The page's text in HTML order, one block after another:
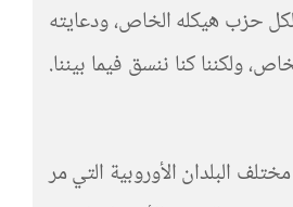
حزب هيكله الخاص، ودعايته
ولكننا كنا ننسق فيما بيننا.
البلدان الأوروبية التي مر